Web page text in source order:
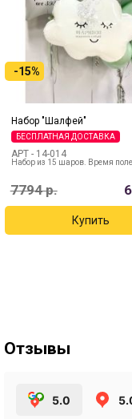
-15%
Набор "Шалфей"
БЕСПЛАТНАЯ ДОСТАВКА
АРТ - 14-014
Набор из 15 шаров. Время
7794р.
Отзывы
5.0